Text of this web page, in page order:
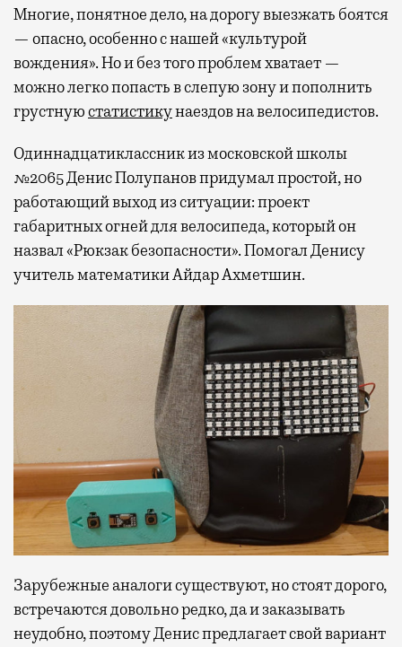
Многие, понятное дело, на дорогу выезжать боятся
— опасно, особенно с нашей «культурой
вождения». Но и без того проблем хватает —
можно легко попасть в слепую зону и пополнить
грустнуюстатистикунаездов на велосипедистов.
Одиннадцатиклассник из московской школы
№2065 Денис Полупанов придумал простой, но
работающий выход из ситуации: проект
габаритных огней для велосипеда, который он
назвал «Рюкзак безопасности». Помогал Денису
учитель математики Айдар Ахметшин.
Зарубежные аналоги существуют, но стоят дорого,
встречаются довольно редко, да и заказывать
неудобно, поэтому Денис предлагает свой вариант